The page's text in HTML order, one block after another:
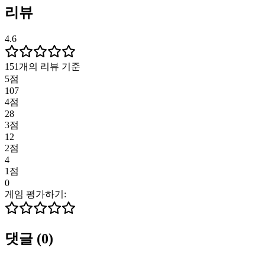
리뷰
4.6
151개의 리뷰 기준
5점
107
4점
28
3점
12
2점
4
1점
0
게임 평가하기:
댓글 (0)